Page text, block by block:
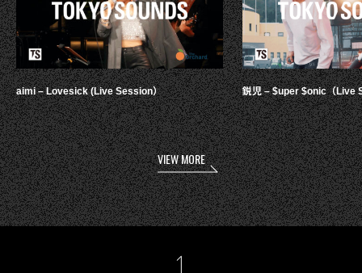
aimi – Lovesick (Live Session） 鋭児 – $uper $onic（Live
VIEW MORE